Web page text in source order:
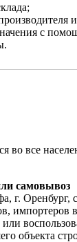
с
во все
самовывоз
г. Оренбург,
импортеров
объекта